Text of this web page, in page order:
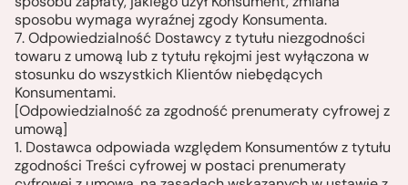
sposobu wymaga wyraźnej zgody Konsumenta.
7. Odpowiedzialność Dostawcy z tytułu niezgodności
towaru z umową lub z tytułu rękojmi jest wyłączona w
stosunku do wszystkich Klientów niebędących
Konsumentami.
[Odpowiedzialność za zgodność prenumeraty cyfrowej z
umową]
1. Dostawca odpowiada względem Konsumentów z tytułu
zgodności Treści cyfrowej w postaci prenumeraty